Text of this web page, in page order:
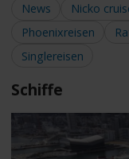
News
Nicko
Phoenixreisen
Singlereisen
Schiffe